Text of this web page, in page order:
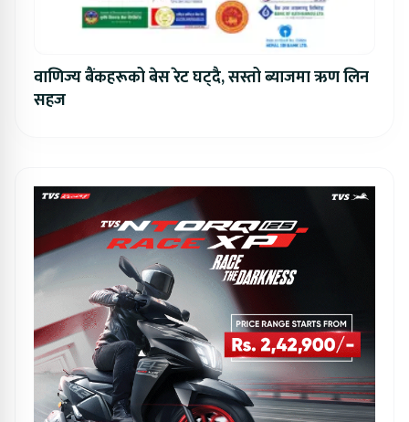
वाणिज्य बैंकहरूको बेस रेट घट्दै, सस्तो ब्याजमा ऋण लिन
सहज